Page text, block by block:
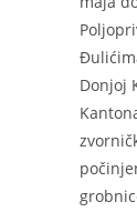
Donjoj